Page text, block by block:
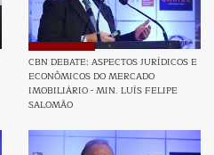
CBN DEBATE: ASPECTOS JURÍDICOS E
ECONÔMICOS DO MERCADO
IMOBILIÁRIO - MIN. LUÍS FELIPE
SALOMÃO